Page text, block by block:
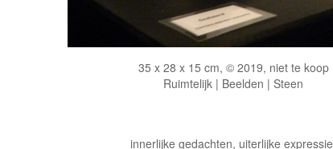
35 x 28 x 15 cm, © 2019, niet te koop
Ruimtelijk | Beelden | Steen
innerlijke gedachten, uiterlijke